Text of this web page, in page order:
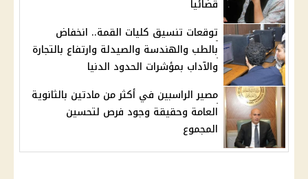
قضائيا
توقعات تنسيق كليات القمة.. انخفاض
بالطب والهندسة والصيدلة وارتفاع بالتجارة
والآداب بمؤشرات الحدود الدنيا
مصير الراسبين في أكثر من مادتين بالثانوية
العامة وحقيقة وجود فرص لتحسين
المجموع